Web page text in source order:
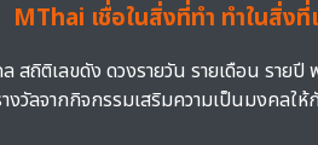
MThai เชื่อในสิ่งที่ทำ ทำในสิ่งที่
สถิติเลขดัง ดวงรายวัน รายเดือน รายปี
งวัลจากกิจกรรมเสริมความเป็นมงคลให้